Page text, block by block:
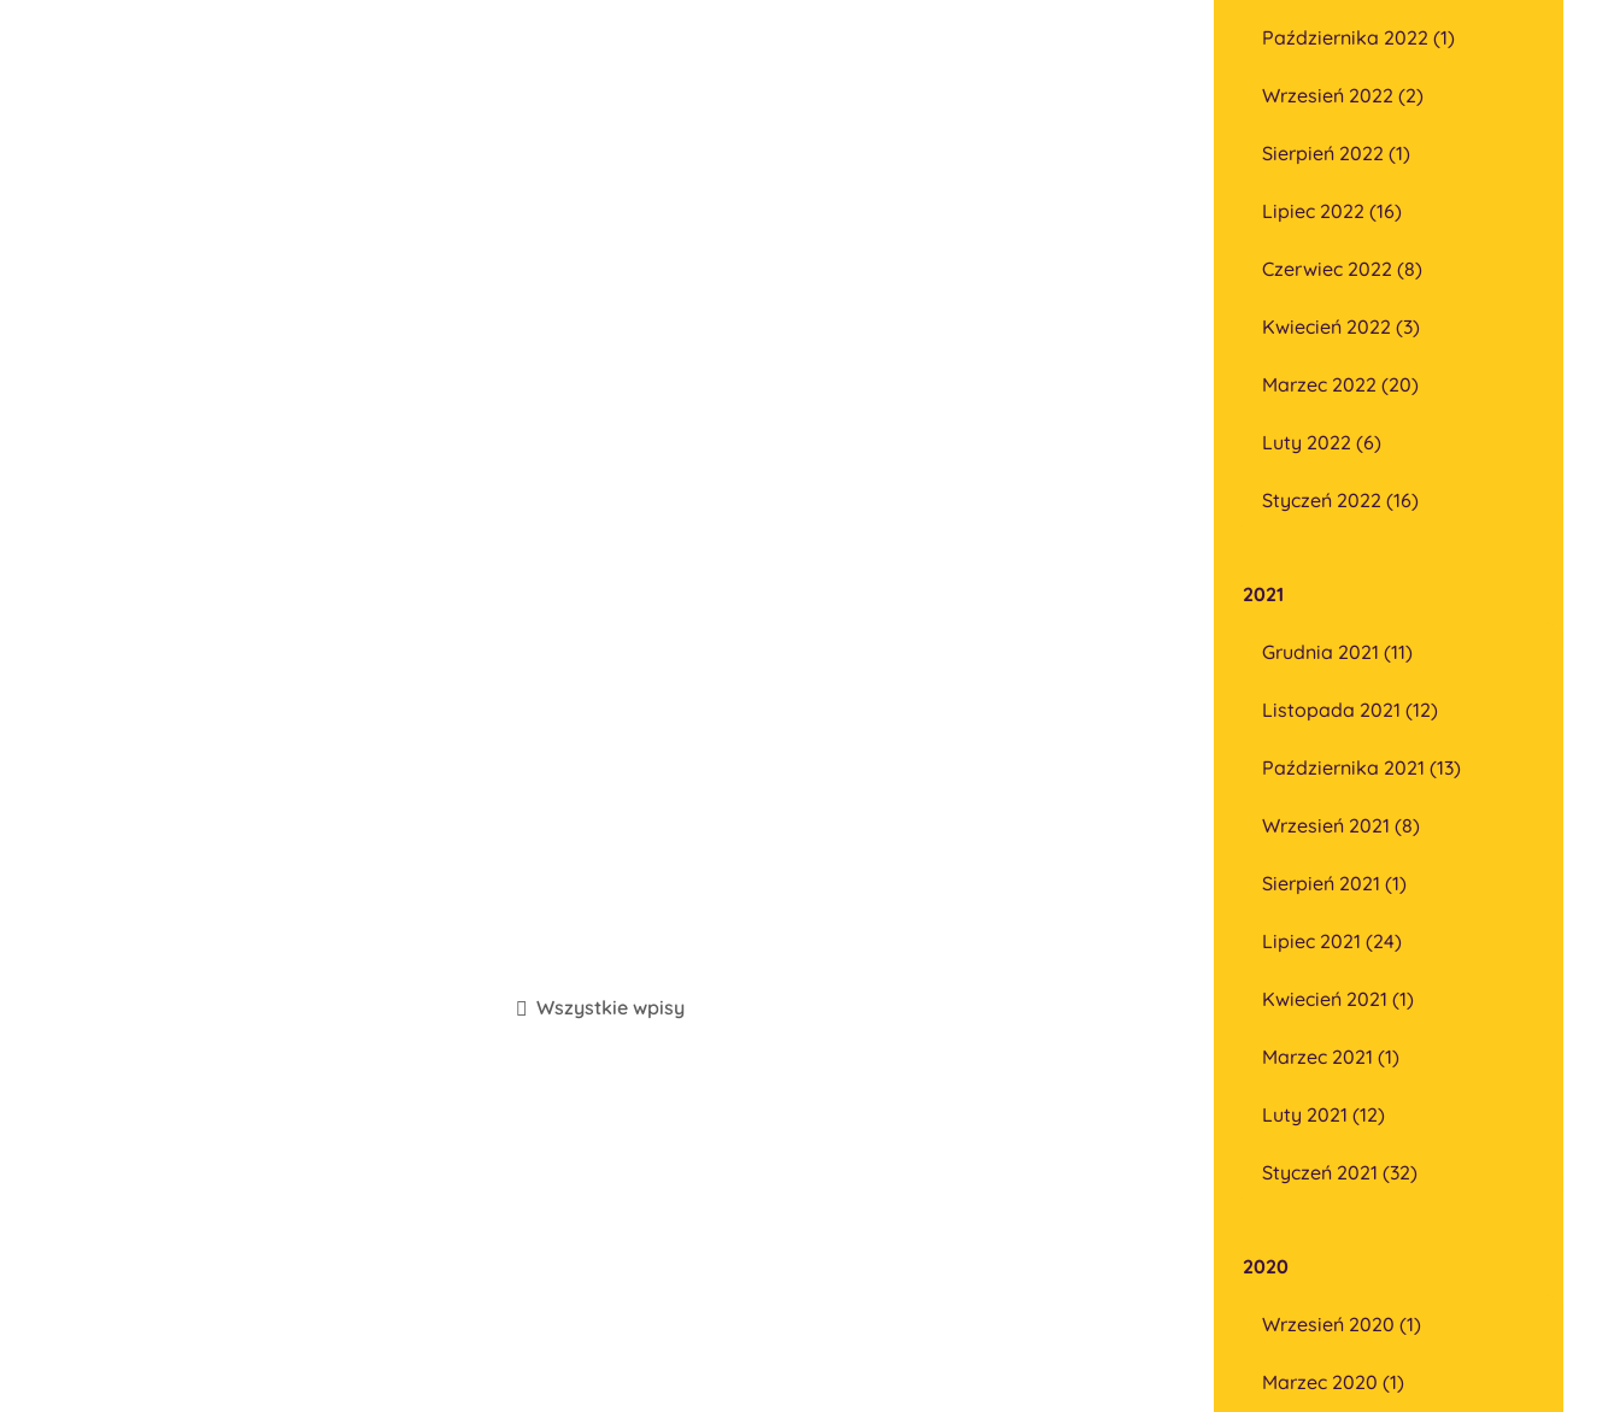
Wszystkie wpisy
Października 2022 (1)
Wrzesień 2022 (2)
Sierpień 2022 (1)
Lipiec 2022 (16)
Czerwiec 2022 (8)
Kwiecień 2022 (3)
Marzec 2022 (20)
Luty 2022 (6)
Styczeń 2022 (16)
2021
Grudnia 2021 (11)
Listopada 2021 (12)
Października 2021 (13)
Wrzesień 2021 (8)
Sierpień 2021 (1)
Lipiec 2021 (24)
Kwiecień 2021 (1)
Marzec 2021 (1)
Luty 2021 (12)
Styczeń 2021 (32)
2020
Wrzesień 2020 (1)
Marzec 2020 (1)